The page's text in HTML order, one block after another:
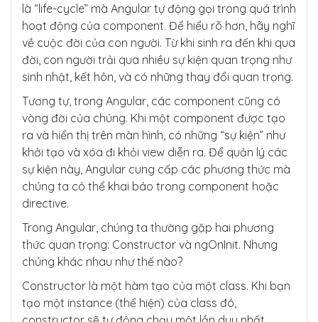
là “life-cycle” mà Angular tự động gọi trong quá trình
hoạt động của component. Để hiểu rõ hơn, hãy nghĩ
về cuộc đời của con người. Từ khi sinh ra đến khi qua
đời, con người trải qua nhiều sự kiện quan trọng như
sinh nhật, kết hôn, và có những thay đổi quan trọng.
Tương tự, trong Angular, các component cũng có
vòng đời của chúng. Khi một component được tạo
ra và hiển thị trên màn hình, có những “sự kiện” như
khởi tạo và xóa đi khỏi view diễn ra. Để quản lý các
sự kiện này, Angular cung cấp các phương thức mà
chúng ta có thể khai báo trong component hoặc
directive.
Trong Angular, chúng ta thường gặp hai phương
thức quan trọng: Constructor và ngOnInit. Nhưng
chúng khác nhau như thế nào?
Constructor là một hàm tạo của một class. Khi bạn
tạo một instance (thể hiện) của class đó,